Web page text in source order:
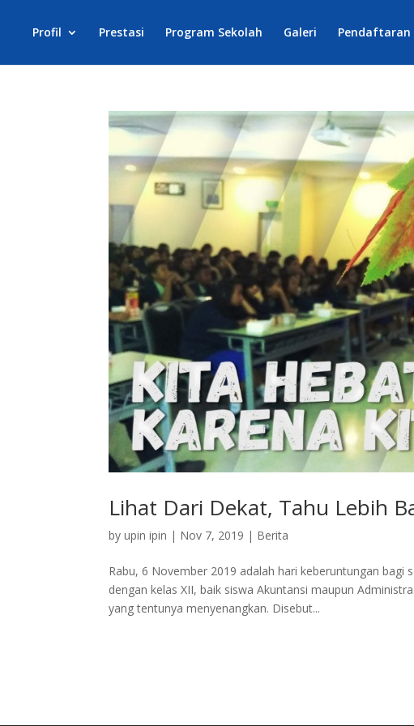
Profil Prestasi Program Sekolah Galeri Pendaftaran
Lihat Dari Dekat, Tahu Lebih
byupin ipin | Nov 7, 2019 | Berita
Rabu, 6 November 2019 adalah hari keberuntungan bagi
dengan kelas XII, baik siswa Akuntansi maupun
yang tentunya menyenangkan. Disebut...